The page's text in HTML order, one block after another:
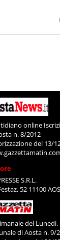
online
n. 8/2012
del 13/
S.R.L.
52 11100
del Lunedì.
di Aosta n. 9/